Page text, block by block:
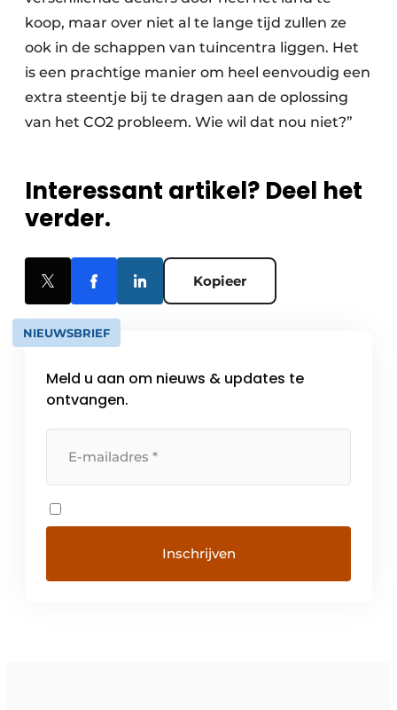
koop, maar over niet al te lange tijd zullen ze
ook in de schappen van tuincentra liggen. Het
is een prachtige manier om heel eenvoudig een
extra steentje bij te dragen aan de oplossing
van het CO2 probleem. Wie wil dat nou niet?”
Interessant artikel? Deel het
verder.
Kopieer
NIEUWSBRIEF
Meld u aan om nieuws & updates te
ontvangen.